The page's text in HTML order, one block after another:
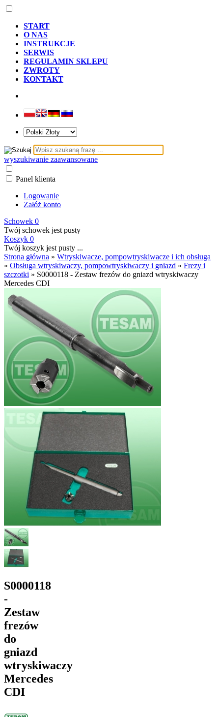
START
O NAS
INSTRUKCJE
SERWIS
REGULAMIN SKLEPU
ZWROTY
KONTAKT
wyszukiwanie zaawansowane
Panel klienta
Logowanie
Załóż konto
Schowek 0
Twój schowek jest pusty
Koszyk 0
Twój koszyk jest pusty ...
Strona główna » Wtryskiwacze, pompowtryskiwacze i ich obsługa
» Obsługa wtryskiwaczy, pompowtryskiwaczy i gniazd » Frezy i
szczotki » S0000118 - Zestaw frezów do gniazd wtryskiwaczy
Mercedes CDI
S0000118
-
Zestaw
frezów
do
gniazd
wtryskiwaczy
Mercedes
CDI